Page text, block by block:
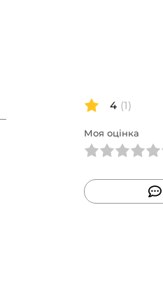
4 (1)
Моя оцінка